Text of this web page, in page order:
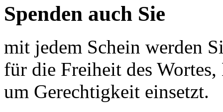
Spenden auch Sie
mit jedem Schein werden
für die Freiheit des
um Gerechtigkeit einsetzt.